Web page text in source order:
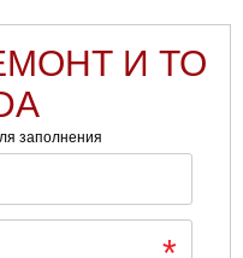
И ТО
заполнения